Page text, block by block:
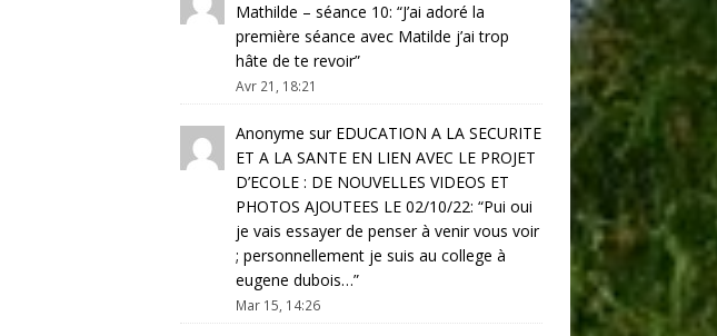
Mathilde – séance 10: “J’ai adoré la
première séance avec Matilde j’ai trop
hâte de te revoir”
Avr 21, 18:21
Anonyme sur EDUCATION A LA SECURITE
ET A LA SANTE EN LIEN AVEC LE PROJET
D’ECOLE : DE NOUVELLES VIDEOS ET
PHOTOS AJOUTEES LE 02/10/22: “Pui oui
je vais essayer de penser à venir vous voir
; personnellement je suis au college à
eugene dubois…”
Mar 15, 14:26